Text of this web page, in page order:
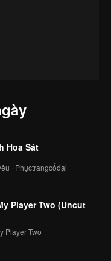
Hoa Sát
· Phụctrangcổđại
Player Two (Uncut
Player Two